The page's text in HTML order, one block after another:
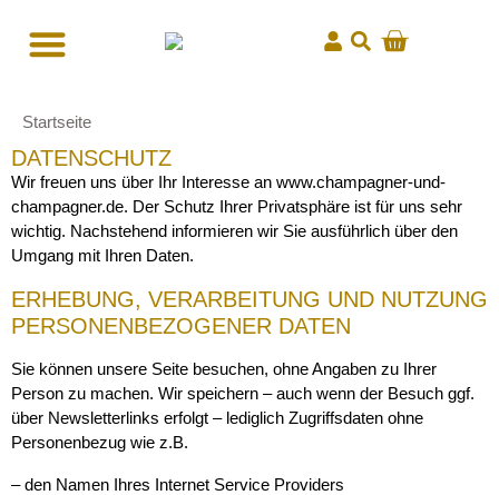
Startseite
DATENSCHUTZ
Wir freuen uns über Ihr Interesse an www.champagner-und-
champagner.de. Der Schutz Ihrer Privatsphäre ist für uns sehr
wichtig. Nachstehend informieren wir Sie ausführlich über den
Umgang mit Ihren Daten.
ERHEBUNG, VERARBEITUNG UND NUTZUNG
PERSONENBEZOGENER DATEN
Sie können unsere Seite besuchen, ohne Angaben zu Ihrer
Person zu machen. Wir speichern – auch wenn der Besuch ggf.
über Newsletterlinks erfolgt – lediglich Zugriffsdaten ohne
Personenbezug wie z.B.
– den Namen Ihres Internet Service Providers